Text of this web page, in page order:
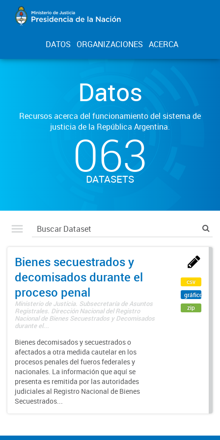
DATOS ORGANIZACIONES ACERCA
Datos
Recursos acerca del funcionamiento del sistema de
justicia de la República Argentina.
063
DATASETS
Bienes secuestrados y
decomisados durante el
proceso penal
Ministerio de Justicia. Subsecretaría de Asuntos
Registrales. Dirección Nacional del Registro
Nacional de Bienes Secuestrados y Decomisados
durante el...
Bienes decomisados y secuestrados o
afectados a otra medida cautelar en los
procesos penales del fueros federales y
nacionales. La información que aquí se
presenta es remitida por las autoridades
judiciales al Registro Nacional de Bienes
Secuestrados...
csv
gráfico
zip